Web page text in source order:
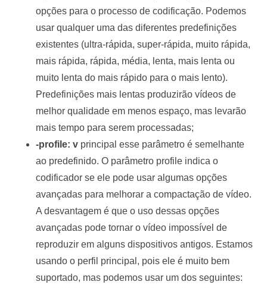
opções para o processo de codificação. Podemos
usar qualquer uma das diferentes predefinições
existentes (ultra-rápida, super-rápida, muito rápida,
mais rápida, rápida, média, lenta, mais lenta ou
muito lenta do mais rápido para o mais lento).
Predefinições mais lentas produzirão vídeos de
melhor qualidade em menos espaço, mas levarão
mais tempo para serem processadas;
-profile: v principal esse parâmetro é semelhante
ao predefinido. O parâmetro profile indica o
codificador se ele pode usar algumas opções
avançadas para melhorar a compactação de vídeo.
A desvantagem é que o uso dessas opções
avançadas pode tornar o vídeo impossível de
reproduzir em alguns dispositivos antigos. Estamos
usando o perfil principal, pois ele é muito bem
suportado, mas podemos usar um dos seguintes: